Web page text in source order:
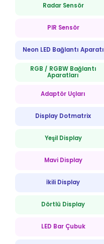
Radar Sensör
PIR Sensör
Neon LED Bağlantı Aparatı
RGB / RGBW Bağlantı
Aparatları
Adaptör Uçları
Display Dotmatrix
Yeşil Display
Mavi Display
İkili Display
Dörtlü Display
LED Bar Çubuk